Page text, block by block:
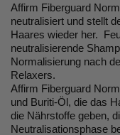
Affirm Fiberguard
neutralisiert und stellt
Haares wieder her.
neutralisierende
Normalisierung nach
Relaxers.
Affirm Fiberguard
und Buriti-Öl, die das
die Nährstoffe geben,
Neutralisationsphase